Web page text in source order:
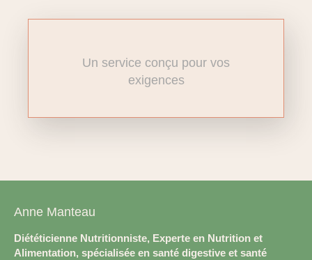
Un service conçu pour vos
exigences
Anne Manteau
Diététicienne Nutritionniste, Experte en Nutrition et
Alimentation, spécialisée en santé digestive et santé